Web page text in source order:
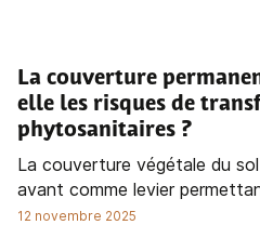
La couverture
elle les risques de
phytosanitaires ?
La couverture végétale du
avant comme levier
12 novembre 2025